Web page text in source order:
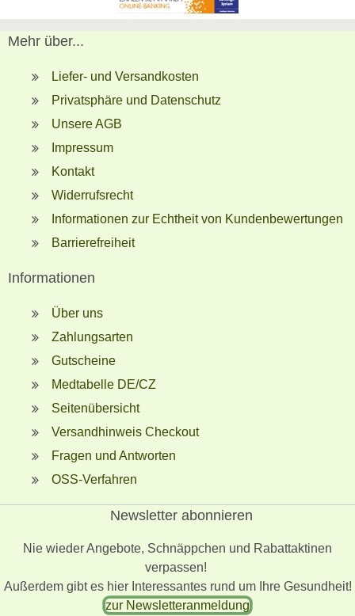
Mehr über...
Liefer- und Versandkosten
Privatsphäre und Datenschutz
Unsere AGB
Impressum
Kontakt
Widerrufsrecht
Informationen zur Echtheit von Kundenbewertungen
Barrierefreiheit
Informationen
Über uns
Zahlungsarten
Gutscheine
Medtabelle DE/CZ
Seitenübersicht
Versandhinweis Checkout
Fragen und Antworten
OSS-Verfahren
Newsletter abonnieren
Nie wieder Angebote, Schnäppchen und Rabattaktinen
verpassen!
Außerdem gibt es hier Interessantes rund um Ihre Gesundheit!
zur Newsletteranmeldung